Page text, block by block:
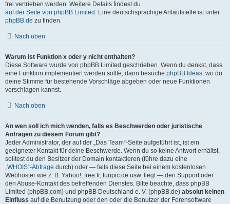
frei vertrieben werden. Weitere Details findest du
auf der Seite von phpBB Limited . Eine deutschsprachige Anlaufstelle ist unter
phpBB.de zu finden.
Nach oben
Warum ist Funktion x oder y nicht enthalten?
Diese Software wurde von phpBB Limited geschrieben. Wenn du denkst, dass
eine Funktion implementiert werden sollte, dann besuche phpBB Ideas, wo du
deine Stimme für bestehende Vorschläge abgeben oder neue Funktionen
vorschlagen kannst.
Nach oben
An wen soll ich mich wenden, falls es Beschwerden oder juristische
Anfragen zu diesem Forum gibt?
Jeder Administrator, der auf der „Das Team“-Seite aufgeführt ist, ist ein
geeigneter Kontakt für deine Beschwerde. Wenn du so keine Antwort erhältst,
solltest du den Besitzer der Domain kontaktieren (führe dazu eine
„WHOIS“-Abfrage durch) oder — falls diese Seite bei einem kostenlosen
Webhoster wie z. B. Yahoo!, free.fr, funpic.de usw. liegt — den Support oder
den Abuse-Kontakt des betreffenden Dienstes. Bitte beachte, dass phpBB
Limited (phpBB.com) und phpBB Deutschland e. V. (phpBB.de) absolut keinen
Einfluss auf die Benutzung oder den oder die Benutzer der Forensoftware